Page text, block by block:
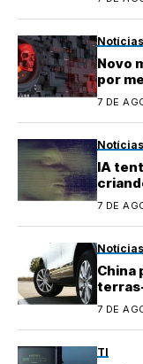
Notícias
Novo
por
7 DE
Notícias
IA
testes
7 DE
Notícias
China
7 DE
TI